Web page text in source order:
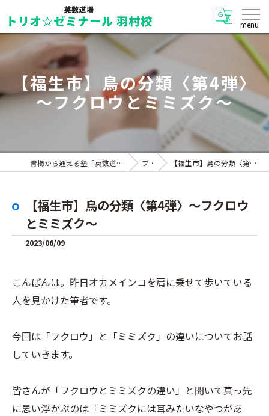
【福生市】鳥の分類〈第4弾〉
～フクロウとミミズク～
青梅から通える塾「英数道場 トリオ☆ゼミナール 羽村校」 ブログ 【福生市】鳥の分類〈第4弾〉～フクロウとミミズク～
【福生市】鳥の分類〈第4弾〉～フクロウ
とミミズク～
2023/06/09
こんばんは。昨日オカメインコを肩に乗せて歩いている
人を見かけた筆者です。
今回は「フクロウ」と「ミミズク」の違いについてお話
していきます。
皆さんが「フクロウとミミズクの違い」と聞いて真っ先
に思い浮かぶのは「ミミズクには耳みたいなやつがあ